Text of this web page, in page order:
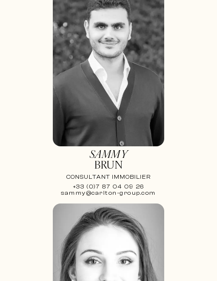
SAMMY
BRUN
CONSULTANT IMMOBILIER
+33 (0)7 87 04 09 26
sammy@carlton-group.com